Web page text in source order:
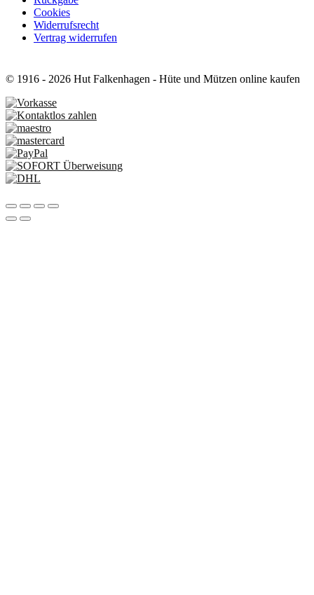
Cookies
Widerrufsrecht
Vertrag widerrufen
© 1916 - 2026 Hut Falkenhagen - Hüte und Mützen online kaufen